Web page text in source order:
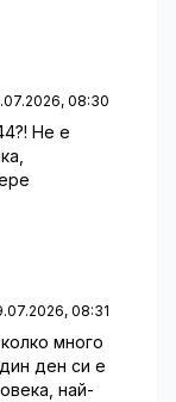
08:30
Не е
08:31
много
ден си е
най-